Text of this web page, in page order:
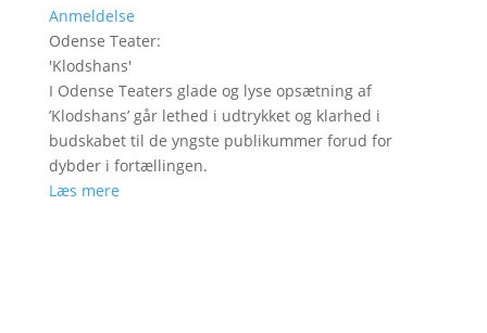
Anmeldelse
Odense Teater:
'Klodshans'
I Odense Teaters glade og lyse opsætning af
’Klodshans’ går lethed i udtrykket og klarhed i
budskabet til de yngste publikummer forud for
dybder i fortællingen.
Læs mere